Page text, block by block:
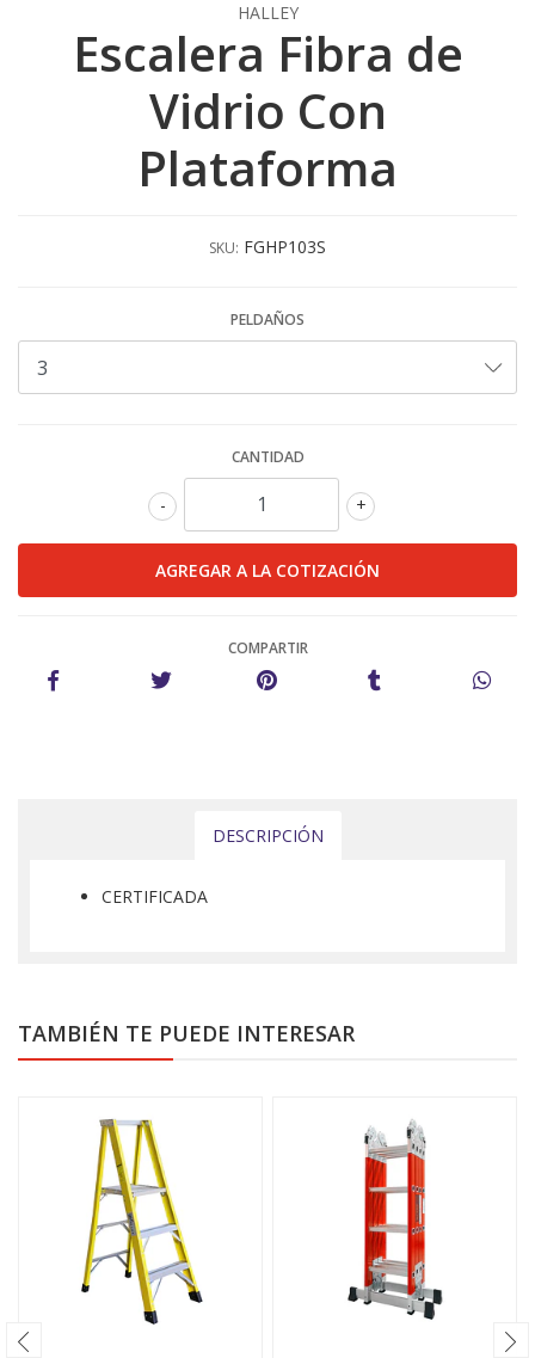
HALLEY
Escalera Fibra de
Vidrio Con
Plataforma
SKU: FGHP103S
PELDAÑOS
CANTIDAD
+
-
COMPARTIR
DESCRIPCIÓN
CERTIFICADA
TAMBIÉN TE PUEDE INTERESAR